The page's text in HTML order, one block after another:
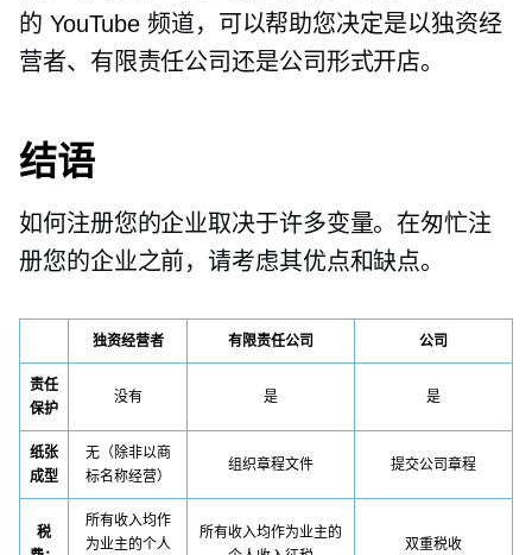
的 YouTube 频道，可以帮助您决定是以独资经
营者、有限责任公司还是公司形式开店。
结语
如何注册您的企业取决于许多变量。在匆忙注
册您的企业之前，请考虑其优点和缺点。
独资经营者 有限责任公司 公司
责任
保护
没有 是 是
纸张
成型
无（除非以商
标名称经营）
组织章程文件 提交公司章程
税
所有收入均作
为业主的个人
所有收入均作为业主的
双重税收